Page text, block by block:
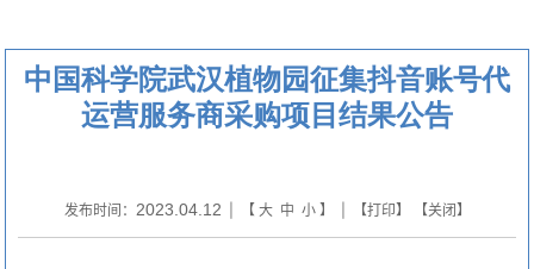
中国科学院武汉植物园征集抖音账号代
运营服务商采购项目结果公告
发布时间： 2023.04.12 | 【 大 中 小】 | 【打印】 【关闭】